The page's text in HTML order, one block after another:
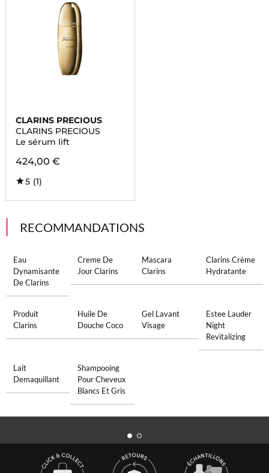
CLARINS PRECIOUS
CLARINS PRECIOUS
Le sérum lift
424,00 €
5 (1)
RECOMMANDATIONS
Eau
Dynamisante
De Clarins
Creme De
Jour Clarins
Mascara
Clarins
Clarins Crème
Hydratante
Produit
Clarins
Huile De
Douche Coco
Gel Lavant
Visage
Estee Lauder
Night
Revitalizing
Lait
Demaquillant
Shampooing
Pour Cheveux
Blancs Et Gris